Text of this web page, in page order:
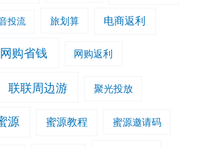
投流 旅划算 电商返利
网购省钱 网购返利
联联周边游 聚光投放
源 蜜源教程 蜜源邀请码